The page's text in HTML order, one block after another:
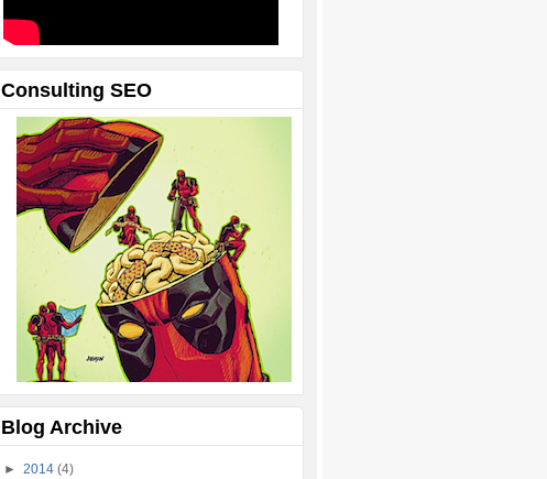
Consulting SEO
Blog Archive
► 2014 (4)